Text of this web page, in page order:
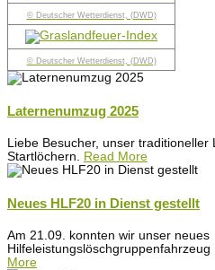
© Deutscher Wetterdienst, (DWD)
© Deutscher Wetterdienst, (DWD)
Laternenumzug 2025
Liebe Besucher, unser
Startlöchern. Read More
Neues HLF20 in Dienst gestellt
Am 21.09. konnten wir unser neues
More